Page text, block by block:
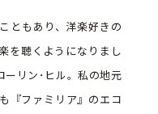
ともあり、洋楽好きの
を聴くようになりまし
ーリン･ヒル。私の地元
『ファミリア』のエコ